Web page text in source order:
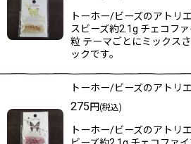
トーホー/ビーズのアトリ
スビーズ約2.1g チェコフ
粒 テーマごとにミックス
ックです。
トーホー/ビーズのアトリ
275円(税込)
トーホー/ビーズのアトリ